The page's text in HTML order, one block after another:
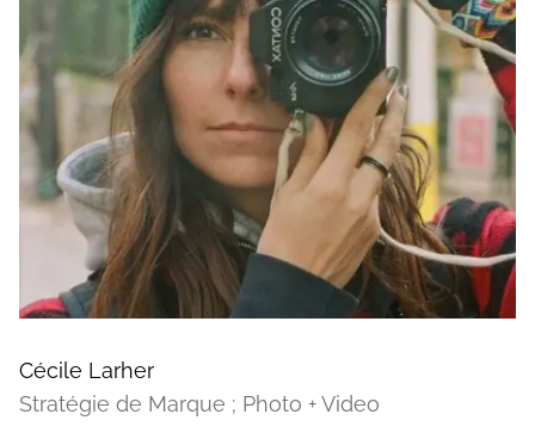
Cécile Larher
Stratégie de Marque ; Photo + Video